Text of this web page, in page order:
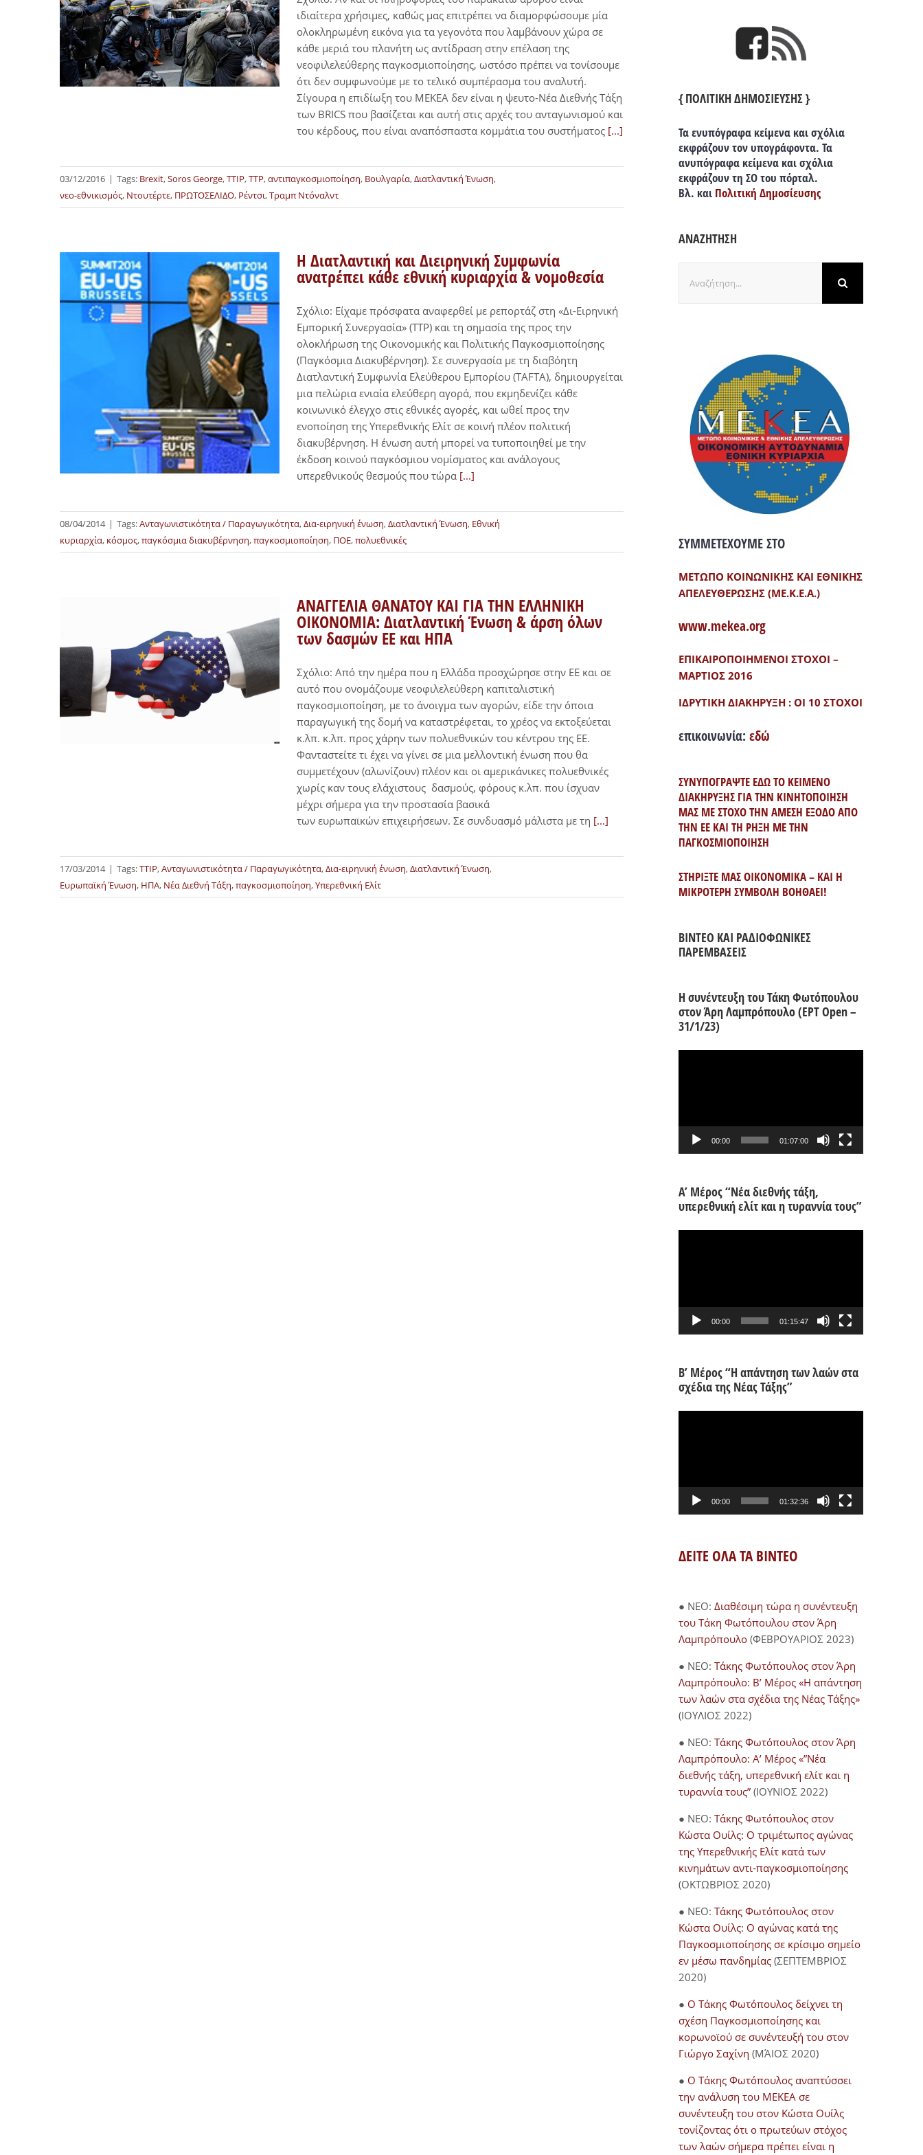
ιδιαίτερα χρήσιμες, καθώς μας επιτρέπει να διαμορφώσουμε μία
ολοκληρωμένη εικόνα για τα γεγονότα που λαμβάνουν χώρα σε
κάθε μεριά του πλανήτη ως αντίδραση στην επέλαση της
νεοφιλελεύθερης παγκοσμιοποίησης, ωστόσο πρέπει να τονίσουμε
ότι δεν συμφωνούμε με το τελικό συμπέρασμα του αναλυτή.
Σίγουρα η επιδίωξη του ΜΕΚΕΑ δεν είναι η ψευτο-Νέα Διεθνής Τάξη
των BRICS που βασίζεται και αυτή στις αρχές του ανταγωνισμού και
του κέρδους, που είναι αναπόσπαστα κομμάτια του συστήματος [...]
03/12/2016 | Tags: Brexit,Soros George,TTIP,TTP,αντιπαγκοσμιοποίηση, Βουλγαρία,Διατλαντική Ένωση,
νεο-εθνικισμός, Ντουτέρτε, ΠΡΩΤΟΣΕΛΙΔΟ, Ρέντσι,Τραμπ Ντόναλντ
Η Διατλαντική και Διειρηνική Συμφωνία
ανατρέπει κάθε εθνική κυριαρχία & νομοθεσία
Σχόλιο: Είχαμε πρόσφατα αναφερθεί με ρεπορτάζ στη «Δι-Ειρηνική
Εμπορική Συνεργασία» (TTP) και τη σημασία της προς την
ολοκλήρωση της Οικονομικής και Πολιτικής Παγκοσμιοποίησης
(Παγκόσμια Διακυβέρνηση). Σε συνεργασία με τη διαβόητη
Διατλαντική Συμφωνία Ελεύθερου Εμπορίου (TAFTA), δημιουργείται
μια πελώρια ενιαία ελεύθερη αγορά, που εκμηδενίζει κάθε
κοινωνικό έλεγχο στις εθνικές αγορές, και ωθεί προς την
ενοποίηση της Υπερεθνικής Ελίτ σε κοινή πλέον πολιτική
διακυβέρνηση. Η ένωση αυτή μπορεί να τυποποιηθεί με την
έκδοση κοινού παγκόσμιου νομίσματος και ανάλογους
υπερεθνικούς θεσμούς που τώρα [...]
08/04/2014 | Tags:Ανταγωνιστικότητα / Παραγωγικότητα,Δια-ειρηνική ένωση,Διατλαντική Ένωση, Εθνική
κυριαρχία, κόσμος,παγκόσμια διακυβέρνηση,παγκοσμιοποίηση, ΠΟΕ,πολυεθνικές
ΑΝΑΓΓΕΛΙΑ ΘΑΝΑΤΟΥ ΚΑΙ ΓΙΑ ΤΗΝ ΕΛΛΗΝΙΚΗ
ΟΙΚΟΝΟΜΙΑ: Διατλαντική Ένωση & άρση όλων
των δασμών ΕΕ και ΗΠΑ
Σχόλιο: Από την ημέρα που η Ελλάδα προσχώρησε στην ΕΕ και σε
αυτό που ονομάζουμε νεοφιλελεύθερη καπιταλιστική
παγκοσμιοποίηση, με το άνοιγμα των αγορών, είδε την όποια
παραγωγική της δομή να καταστρέφεται, το χρέος να εκτοξεύεται
κ.λπ. κ.λπ. προς χάρην των πολυεθνικών του κέντρου της ΕΕ.
Φανταστείτε τι έχει να γίνει σε μια μελλοντική ένωση που θα
συμμετέχουν (αλωνίζουν) πλέον και οι αμερικάνικες πολυεθνικές
χωρίς καν τους ελάχιστους δασμούς, φόρους κ.λπ. που ίσχυαν
μέχρι σήμερα για την προστασία βασικά
των ευρωπαϊκών επιχειρήσεων. Σε συνδυασμό μάλιστα με τη [...]
17/03/2014 | Tags:TTIP,Ανταγωνιστικότητα / Παραγωγικότητα,Δια-ειρηνική ένωση,Διατλαντική Ένωση,
Ευρωπαϊκή Ένωση, ΗΠΑ, Νέα Διεθνή Τάξη,παγκοσμιοποίηση,Υπερεθνική Ελίτ
{ ΠΟΛΙΤΙΚΗ ΔΗΜΟΣΙΕΥΣΗΣ }
Τα ενυπόγραφα κείμενα και σχόλια
εκφράζουν τον υπογράφοντα. Τα
ανυπόγραφα κείμενα και σχόλια
εκφράζουν τη ΣΟ του πόρταλ.
Βλ. και Πολιτική Δημοσίευσης
ΑΝΑΖΗΤΗΣΗ
για:
ΣΥΜΜΕΤΕΧΟΥΜΕ ΣΤΟ
ΜΕΤΩΠΟ ΚΟΙΝΩΝΙΚΗΣ ΚΑΙ ΕΘΝΙΚΗΣ
ΑΠΕΛΕΥΘΕΡΩΣΗΣ (ΜΕ.Κ.Ε.Α.)
www.mekea.org
ΕΠΙΚΑΙΡΟΠΟΙΗΜΕΝΟΙ ΣΤΟΧΟΙ –
ΜΑΡΤΙΟΣ 2016
ΙΔΡΥΤΙΚΗ ΔΙΑΚΗΡΥΞΗ : ΟΙ 10 ΣΤΟΧΟΙ
επικοινωνία: εδώ
ΣΥΝΥΠΟΓΡΑΨΤΕ ΕΔΩ ΤΟ ΚΕΙΜΕΝΟ
ΔΙΑΚΗΡΥΞΗΣ ΓΙΑ ΤΗΝ ΚΙΝΗΤΟΠΟΙΗΣΗ
ΜΑΣ ΜΕ ΣΤΟΧΟ ΤΗΝ ΑΜΕΣΗ ΕΞΟΔΟ ΑΠΟ
ΤΗΝ ΕΕ ΚΑΙ ΤΗ ΡΗΞΗ ΜΕ ΤΗΝ
ΠΑΓΚΟΣΜΙΟΠΟΙΗΣΗ
ΣΤΗΡΙΞΤΕ ΜΑΣ ΟΙΚΟΝΟΜΙΚΑ – ΚΑΙ Η
ΜΙΚΡΟΤΕΡΗ ΣΥΜΒΟΛΗ ΒΟΗΘΑΕΙ!
ΒΙΝΤΕΟ ΚΑΙ ΡΑΔΙΟΦΩΝΙΚΕΣ
ΠΑΡΕΜΒΑΣΕΙΣ
Η συνέντευξη του Τάκη Φωτόπουλου
στον Άρη Λαμπρόπουλο (ΕΡΤ Open –
31/1/23)
00:00 01:07:00
Α’ Μέρος “Νέα διεθνής τάξη,
υπερεθνική ελίτ και η τυραννία τους”
00:00 01:15:47
Β’ Μέρος “Η απάντηση των λαών στα
σχέδια της Νέας Τάξης”
00:00 01:32:36
ΔΕΙΤΕ ΟΛΑ ΤΑ ΒΙΝΤΕΟ
● NEO: Διαθέσιμη τώρα η συνέντευξη
του Τάκη Φωτόπουλου στον Άρη
Λαμπρόπουλο(ΦΕΒΡΟΥΑΡΙΟΣ 2023)
● NEO: Τάκης Φωτόπουλος στον Άρη
Λαμπρόπουλο: Β’ Μέρος «Η απάντηση
των λαών στα σχέδια της Νέας Τάξης»
(ΙΟΥΛΙΟΣ 2022)
● NEO: Τάκης Φωτόπουλος στον Άρη
Λαμπρόπουλο: Α’ Μέρος «”Νέα
διεθνής τάξη, υπερεθνική ελίτ και η
τυραννία τους” (ΙΟΥΝΙΟΣ 2022)
● NEO: Τάκης Φωτόπουλος στον
Κώστα Ουίλς: Ο τριμέτωπος αγώνας
της Υπερεθνικής Ελίτ κατά των
κινημάτων αντι-παγκοσμιοποίησης
(ΟΚΤΩΒΡΙΟΣ 2020)
● NEO: Τάκης Φωτόπουλος στον
Κώστα Ουίλς: Ο αγώνας κατά της
Παγκοσμιοποίησης σε κρίσιμο σημείο
εν μέσω πανδημίας (ΣΕΠΤΕΜΒΡΙΟΣ
2020)
● Ο Τάκης Φωτόπουλος δείχνει τη
σχέση Παγκοσμιοποίησης και
κορωνοϊού σε συνέντευξή του στον
Γιώργο Σαχίνη (ΜΆΙΟΣ 2020)
● O Τάκης Φωτόπουλος αναπτύσσει
την ανάλυση του ΜΕΚΕΑ σε
συνέντευξη του στον Κώστα Ουίλς
τονίζοντας ότι ο πρωτεύων στόχος
των λαών σήμερα πρέπει είναι η